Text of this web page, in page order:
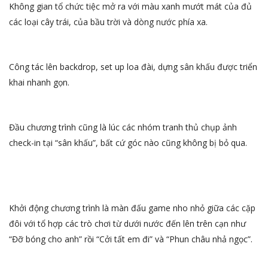
Không gian tổ chức tiệc mở ra với màu xanh mướt mát của đủ
các loại cây trái, của bầu trời và dòng nước phía xa.
Công tác lên backdrop, set up loa đài, dựng sân khấu được triển
khai nhanh gọn.
Đầu chương trình cũng là lúc các nhóm tranh thủ chụp ảnh
check-in tại “sân khấu”, bất cứ góc nào cũng không bị bỏ qua.
Khởi động chương trình là màn đấu game nho nhỏ giữa các cặp
đôi với tổ hợp các trò chơi từ dưới nước đến lên trên cạn như
“Đỡ bóng cho anh” rồi “Cởi tất em đi” và “Phun châu nhả ngọc”.